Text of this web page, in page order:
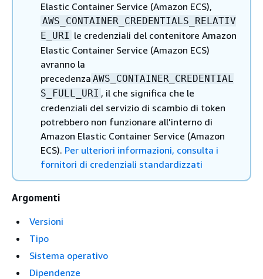
Elastic Container Service (Amazon ECS),
AWS_CONTAINER_CREDENTIALS_RELATIV
E_URI le credenziali del contenitore Amazon
Elastic Container Service (Amazon ECS)
avranno la
precedenza AWS_CONTAINER_CREDENTIAL
S_FULL_URI , il che significa che le
credenziali del servizio di scambio di token
potrebbero non funzionare all'interno di
Amazon Elastic Container Service (Amazon
ECS). Per ulteriori informazioni, consulta i
fornitori di credenziali standardizzati
Argomenti
Versioni
Tipo
Sistema operativo
Dipendenze